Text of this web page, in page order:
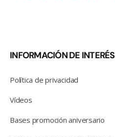
INFORMACIÓN DE INTERÉS
Política de privacidad
Vídeos
Bases promoción aniversario